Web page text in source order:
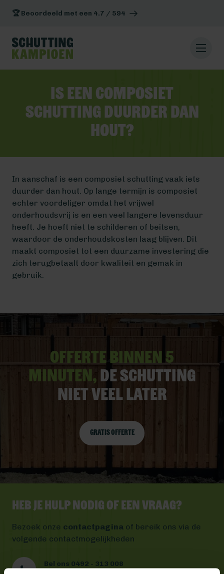
🏆 Beoordeeld met een 4.7 / 594
Is een composiet
schutting duurder dan
hout?
In aanschaf is een composiet schutting vaak iets
duurder dan hout. Op lange termijn is composiet
echter voordeliger omdat het vrijwel
onderhoudsvrij is en een veel langere levensduur
heeft. Je hoeft niet te schilderen of beitsen,
waardoor de onderhoudskosten laag blijven. Dit
maakt composiet tot een duurzame investering die
zich terugbetaalt door kwaliteit en gemak in
gebruik.
Offerte binnen 5
minuten, De schutting
niet veel later
Gratis offerte
Heb je hulp nodig of een vraag?
Bezoek onze contactpagina of bereik ons via de
volgende contactmogelijkheden
Bel ons 0492 - 313 008